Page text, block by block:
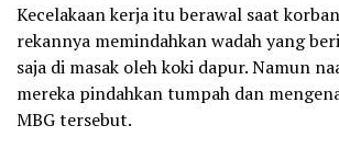
Kecelakaan kerja itu berawal saat
rekannya memindahkan wadah yang
saja di masak oleh koki dapur. Namun
mereka pindahkan tumpah dan
MBG tersebut.